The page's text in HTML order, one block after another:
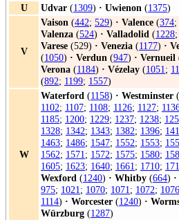
U
Udvar (1309) · Uwienon (1375)
V
Vaison (442; 529) · Valence (374;
Valenza (524) · Valladolid (1228;
Varese (529) · Venezia (1177) ·
(1050) · Verdun (947) · Vernueil
Verona (1184) · Vézelay (1051;
(892; 1199; 1557)
W
Waterford (1158) · Westminster (
1102; 1107; 1108; 1126; 1127;
1185; 1200; 1229; 1237; 1238;
1328; 1342; 1343; 1382; 1396;
1463; 1486; 1547; 1552; 1553;
1562; 1571; 1572; 1575; 1580;
1605; 1623; 1640; 1661; 1710;
Wexford (1240) · Whitby (664) ·
975; 1021; 1070; 1071; 1072; 1076
1114) · Worcester (1240) ·
Würzburg (1287)